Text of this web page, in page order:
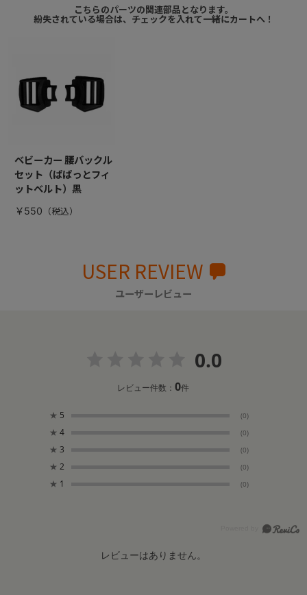
こちらのパーツの関連部品となります。
紛失されている場合は、チェックを入れて一緒にカートへ！
ベビーカー 腰バックル
セット（ぱぱっとフィ
ットベルト）黒
￥550
USER REVIEW
ユーザーレビュー
0.0
レビュー件数：0件
★ 5 (0)
★ 4 (0)
★ 3 (0)
★ 2 (0)
★ 1 (0)
レビューはありません。